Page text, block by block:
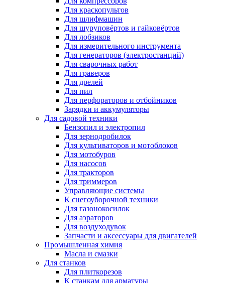
Для краскопультов
Для шлифмашин
Для шуруповёртов и гайковёртов
Для лобзиков
Для измерительного инструмента
Для генераторов (электростанций)
Для сварочных работ
Для граверов
Для дрелей
Для пил
Для перфораторов и отбойников
Зарядки и аккумуляторы
Для садовой техники
Бензопил и электропил
Для зернодробилок
Для культиваторов и мотоблоков
Для мотобуров
Для насосов
Для тракторов
Для триммеров
Управляющие системы
К снегоуборочной техники
Для газонокосилок
Для аэраторов
Для воздуходувок
Запчасти и аксессуары для двигателей
Промышленная химия
Масла и смазки
Для станков
Для плиткорезов
К станкам для арматуры